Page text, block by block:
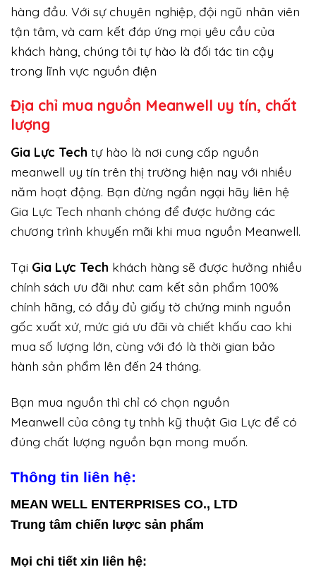
hàng đầu. Với sự chuyên nghiệp, đội ngũ nhân viên
tận tâm, và cam kết đáp ứng mọi yêu cầu của
khách hàng, chúng tôi tự hào là đối tác tin cậy
trong lĩnh vực nguồn điện
Địa chỉ mua nguồn Meanwell uy tín, chất
lượng
Gia Lực Tech tự hào là nơi cung cấp nguồn
meanwell uy tín trên thị trường hiện nay với nhiều
năm hoạt động. Bạn đừng ngần ngại hãy liên hệ
Gia Lực Tech nhanh chóng để được hưởng các
chương trình khuyến mãi khi mua nguồn Meanwell.
Tại Gia Lực Tech khách hàng sẽ được hưởng nhiều
chính sách ưu đãi như: cam kết sản phẩm 100%
chính hãng, có đầy đủ giấy tờ chứng minh nguồn
gốc xuất xứ, mức giá ưu đãi và chiết khấu cao khi
mua số lượng lớn, cùng với đó là thời gian bảo
hành sản phẩm lên đến 24 tháng.
Bạn mua nguồn thì chỉ có chọn nguồn
Meanwell của công ty tnhh kỹ thuật Gia Lực để có
đúng chất lượng nguồn bạn mong muốn.
Thông tin liên hệ:
MEAN WELL ENTERPRISES CO., LTD
Trung tâm chiến lược sản phẩm
Mọi chi tiết xin liên hệ: